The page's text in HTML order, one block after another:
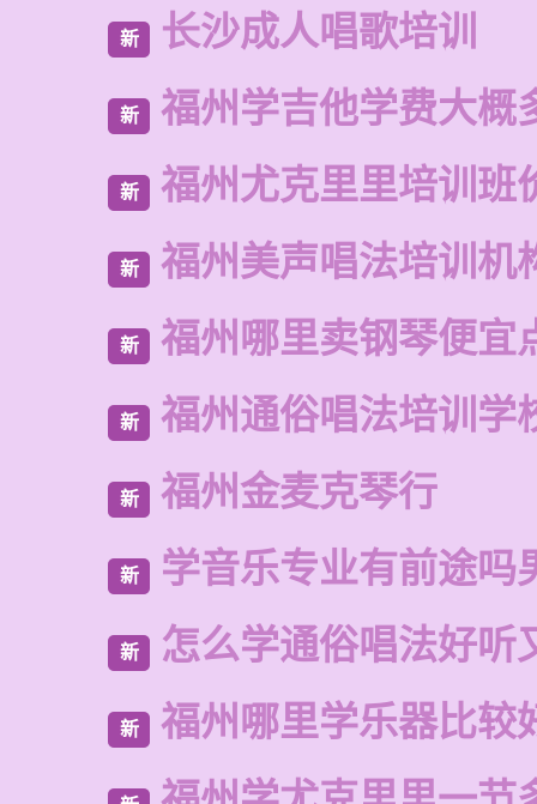
新 长沙成人唱歌培训
新 福州学吉他学费大概
新 福州尤克里里培训班
新 福州美声唱法培训机
新 福州哪里卖钢琴便宜
新 福州通俗唱法培训学
新 福州金麦克琴行
新 学音乐专业有前途吗
新 怎么学通俗唱法好听
新 福州哪里学乐器比较